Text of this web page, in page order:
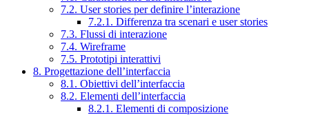
7.2. User stories per definire l’interazione
7.2.1. Differenza tra scenari e user stories
7.3. Flussi di interazione
7.4. Wireframe
7.5. Prototipi interattivi
8. Progettazione dell’interfaccia
8.1. Obiettivi dell’interfaccia
8.2. Elementi dell’interfaccia
8.2.1. Elementi di composizione